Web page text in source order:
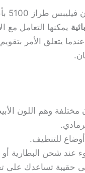
طراز 5100 بأنها
يمكنها التعامل مع
يتعلق الأمر بتقويم
مختلفة وهم اللون
عند شحن البطارية أو
حقيبة تساعدك على